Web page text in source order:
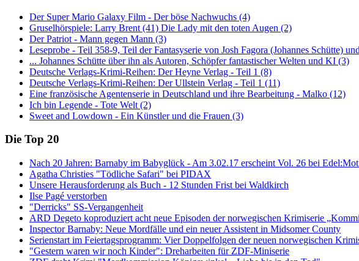
Der Super Mario Galaxy Film - Der böse Nachwuchs (4)
Gruselhörspiele: Larry Brent (41) Die Lady mit den toten Augen (2)
Der Patriot - Mann gegen Mann (3)
Leseprobe - Teil 358-9, Teil der Fantasyserie von Josh Fagora (Johannes Schütte)
... Johannes Schütte über ihn als Autoren, Schöpfer fantastischer Welten und KI (3)
Deutsche Verlags-Krimi-Reihen: Der Heyne Verlag - Teil 1 (8)
Deutsche Verlags-Krimi-Reihen: Der Ullstein Verlag - Teil 1 (11)
Eine französische Agentenserie in Deutschland und ihre Bearbeitung - Malko (12)
Ich bin Legende - Tote Welt (2)
Sweet and Lowdown - Ein Künstler und die Frauen (3)
Die Top 20
Nach 20 Jahren: Barnaby im Babyglück - Am 3.02.17 erscheint Vol. 26 bei
Agatha Christies "Tödliche Safari" bei PIDAX
Unsere Herausforderung als Buch - 12 Stunden Frist bei Waldkirch
Ilse Pagé verstorben
"Derricks" SS-Vergangenheit
ARD Degeto koproduziert acht neue Episoden der norwegischen Krimiserie
Inspector Barnaby: Neue Mordfälle und ein neuer Assistent in Midsomer County
Serienstart im Feiertagsprogramm: Vier Doppelfolgen der neuen norwegischen
"Gestern waren wir noch Kinder": Dreharbeiten für ZDF-Miniserie